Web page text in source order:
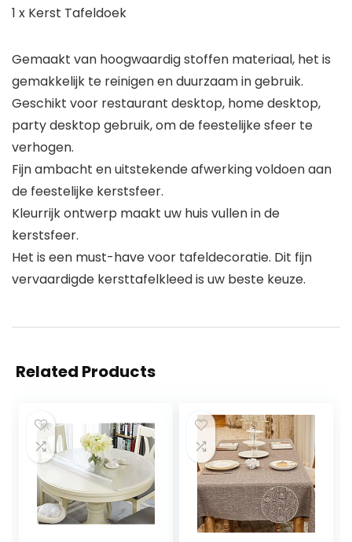
1 x Kerst Tafeldoek
Gemaakt van hoogwaardig stoffen materiaal, het is
gemakkelijk te reinigen en duurzaam in gebruik.
Geschikt voor restaurant desktop, home desktop,
party desktop gebruik, om de feestelijke sfeer te
verhogen.
Fijn ambacht en uitstekende afwerking voldoen aan
de feestelijke kerstsfeer.
Kleurrijk ontwerp maakt uw huis vullen in de
kerstsfeer.
Het is een must-have voor tafeldecoratie. Dit fijn
vervaardigde kersttafelkleed is uw beste keuze.
Related Products